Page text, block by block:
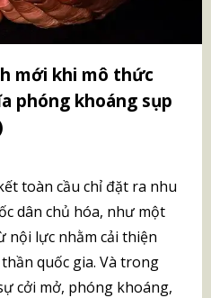
mới khi mô thức
phóng khoáng sụp
toàn cầu chỉ đặt ra nhu
dân chủ hóa, như một
nội lực nhằm cải thiện
quốc gia. Và trong
cởi mở, phóng khoáng,